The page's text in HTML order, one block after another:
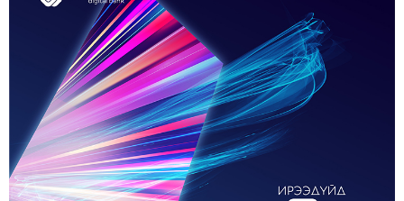
ГЭДЭГ АСУУДАЛ ГАРЧ ИРНЭ
5-р сар. 21, 2026, 11:40 a.m.
ЗУУН НАСЫГ ДАВСАН “ХӨВЧИЙН ХӨХ
ГОНИО” АЛДАРТАЙ Д.ГОНЧИГДАГВА
2-р сар. 17, 2026, 10:38 a.m.
ОРОН НУТАГТ ГАЗАР ОЛГОХ ЭРХ МЭДЛИЙГ
ШИЛЖҮҮЛНЭ
1-р сар. 19, 2026, 10:54 a.m.